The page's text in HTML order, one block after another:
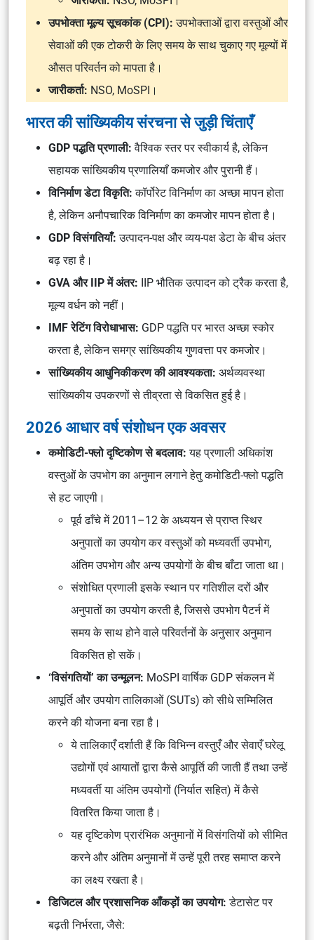
उपभोक्ता मूल्य सूचकांक (CPI):उपभोक्ताओं द्वारा वस्तुओं और
सेवाओं की एक टोकरी के लिए समय के साथ चुकाए गए मूल्यों में
औसत परिवर्तन को मापता है।
जारीकर्ता: NSO, MoSPI।
भारत की सांख्यिकीय संरचना से जुड़ी चिंताएँ
GDP पद्धति प्रणाली:वैश्विक स्तर पर स्वीकार्य है, लेकिन
सहायक सांख्यिकीय प्रणालियाँ कमजोर और पुरानी हैं।
विनिर्माण डेटा विकृति:कॉर्पोरेट विनिर्माण का अच्छा मापन होता
है, लेकिन अनौपचारिक विनिर्माण का कमजोर मापन होता है।
GDP विसंगतियाँ:उत्पादन-पक्ष और व्यय-पक्ष डेटा के बीच अंतर
बढ़ रहा है।
GVA और IIP में अंतर: IIP भौतिक उत्पादन को ट्रैक करता है,
मूल्य वर्धन को नहीं।
IMF रेटिंग विरोधाभास: GDP पद्धति पर भारत अच्छा स्कोर
करता है, लेकिन समग्र सांख्यिकीय गुणवत्ता पर कमजोर।
सांख्यिकीय आधुनिकीकरण की आवश्यकता: अर्थव्यवस्था
सांख्यिकीय उपकरणों से तीव्रता से विकसित हुई है।
2026 आधार वर्ष संशोधन एक अवसर
कमोडिटी-फ्लो दृष्टिकोण से बदलाव:यह प्रणाली अधिकांश
वस्तुओं के उपभोग का अनुमान लगाने हेतु कमोडिटी-फ्लो पद्धति
से हट जाएगी।
पूर्व ढाँचे में 2011–12 के अध्ययन से प्राप्त स्थिर
अनुपातों का उपयोग कर वस्तुओं को मध्यवर्ती उपभोग,
अंतिम उपभोग और अन्य उपयोगों के बीच बाँटा जाता था।
संशोधित प्रणाली इसके स्थान पर गतिशील दरों और
अनुपातों का उपयोग करती है, जिससे उपभोग पैटर्न में
समय के साथ होने वाले परिवर्तनों के अनुसार अनुमान
विकसित हो सकें।
‘विसंगतियों’ का उन्मूलन: MoSPI वार्षिक GDP संकलन में
आपूर्ति और उपयोग तालिकाओं (SUTs) को सीधे सम्मिलित
करने की योजना बना रहा है।
ये तालिकाएँ दर्शाती हैं कि विभिन्न वस्तुएँ और सेवाएँ घरेलू
उद्योगों एवं आयातों द्वारा कैसे आपूर्ति की जाती हैं तथा उन्हें
मध्यवर्ती या अंतिम उपयोगों (निर्यात सहित) में कैसे
वितरित किया जाता है।
यह दृष्टिकोण प्रारंभिक अनुमानों में विसंगतियों को सीमित
करने और अंतिम अनुमानों में उन्हें पूरी तरह समाप्त करने
का लक्ष्य रखता है।
डिजिटल और प्रशासनिक आँकड़ों का उपयोग:डेटासेट पर
बढ़ती निर्भरता, जैसे: